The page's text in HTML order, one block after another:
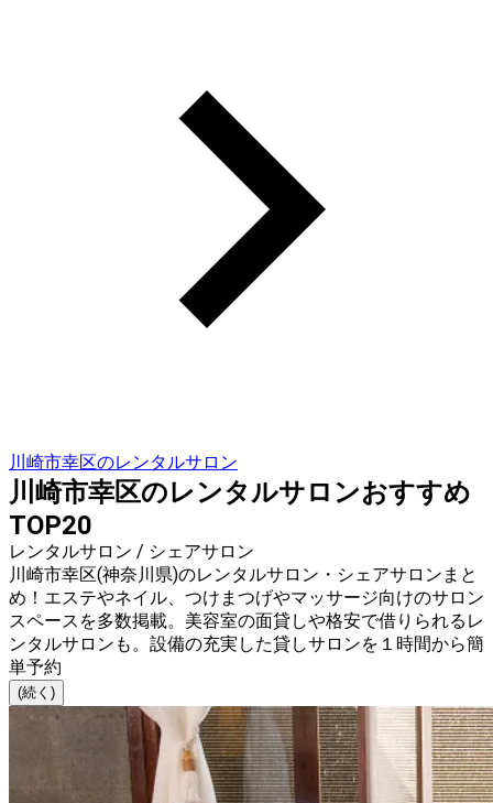
川崎市幸区のレンタルサロン
川崎市幸区のレンタルサロンおすすめ
TOP20
レンタルサロン / シェアサロン
川崎市幸区(神奈川県)のレンタルサロン・シェアサロンまと
め！エステやネイル、つけまつげやマッサージ向けのサロン
スペースを多数掲載。美容室の面貸しや格安で借りられるレ
ンタルサロンも。設備の充実した貸しサロンを１時間から簡
単予約
(続く)